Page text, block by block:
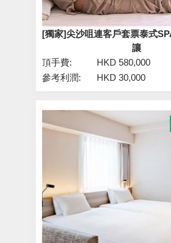
[獨家]尖沙咀連客戶套票泰式
讓
頂手費:
HKD 580,000
參考利潤:
HKD 30,000